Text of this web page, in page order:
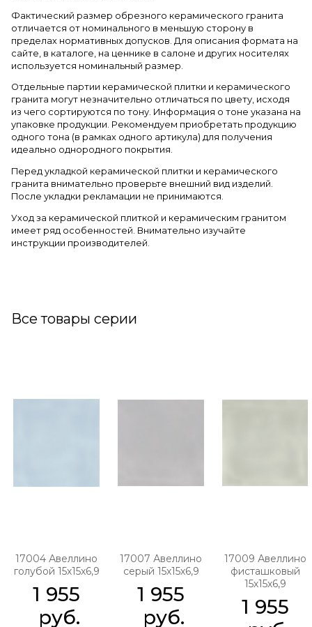
Фактический размер обрезного керамического гранита
отличается от номинального в меньшую сторону в
пределах нормативных допусков. Для описания формата на
сайте, в каталоге, на ценнике в салоне и других носителях
используется номинальный размер.
Отдельные партии керамической плитки и керамического
гранита могут незначительно отличаться по цвету, исходя
из чего сортируются по тону. Информация о тоне указана на
упаковке продукции. Рекомендуем приобретать продукцию
одного тона (в рамках одного артикула) для получения
идеально однородного покрытия.
Перед укладкой керамической плитки и керамического
гранита внимательно проверьте внешний вид изделий.
После укладки рекламации не принимаются.
Уход за керамической плиткой и керамическим гранитом
имеет ряд особенностей. Внимательно изучайте
инструкции производителей.
Все товары серии
17004 Авеллино
голубой 15х15х6,9
1 955
руб.
17007 Авеллино
серый 15х15х6,9
1 955
руб.
17009 Авеллино
фисташковый
15х15х6,9
1 955